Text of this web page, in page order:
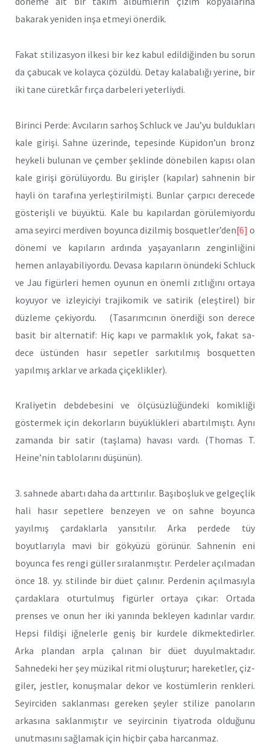
bakarak yeniden inşa etmeyi önerdik.
Fakat stilizasyon ilkesi bir kez kabul edildiğinden bu sorun
da çabucak ve kolayca çözüldü. Detay kalabalığı yerine, bir
iki tane cü­retkâr fırça darbeleri yeterliydi.
Birinci Perde: Avcıların sarhoş Schluck ve Jau’yu buldukları
ka­le girişi. Sahne üzerinde, tepesinde Küpidon’un bronz
heykeli bulu­nan ve çember şeklinde dönebilen kapısı olan
kale girişi görülüyordu. Bu girişler (kapılar) sahnenin bir
hayli ön tarafına yerleştirilmişti. Bunlar çarpıcı derecede
gösterişli ve büyüktü. Kale bu kapılardan gö­rülemiyordu
ama seyirci merdiven boyunca dizilmiş bosquetler’den[6] o
dönemi ve kapıların ardında yaşayanların zenginliğini
hemen anla­yabiliyordu. Devasa kapıların önündeki Schluck
ve Jau figürleri hemen oyunun en önemli zıtlığını ortaya
koyuyor ve izleyiciyi trajikomik ve satirik (eleştirel) bir
düzleme çekiyordu. (Tasarımcının önerdiği son derece
basit bir alternatif: Hiç kapı ve parmaklık yok, fakat sa­
dece üstünden hasır sepetler sarkıtılmış bosquetten
yapılmış arklar ve arkada çiçeklikler).
Kraliyetin debdebesini ve ölçüsüzlüğündeki komikliği
göstermek için dekorların büyüklükleri abartılmıştı. Aynı
zamanda bir satir (taş­lama) havası vardı. (Thomas T.
Heine’nin tablolarını düşünün).
3. sahnede abartı daha da arttırılır. Başıboşluk ve gelgeçlik
hali hasır sepetlere benzeyen ve on sahne boyunca
yayılmış çardaklarla yansıtılır. Arka perdede tüy
boyutlarıyla mavi bir gökyüzü görünür. Sahnenin eni
boyunca fes rengi güller sıralanmıştır. Perdeler açılma­dan
önce 18. yy. stilinde bir düet çalınır. Perdenin açılmasıyla
çar­daklara oturtulmuş figürler ortaya çıkar: Ortada
prenses ve onun her iki yanında bekleyen kadınlar vardır.
Hepsi fildişi iğnelerle geniş bir kurdele dikmektedirler.
Arka plandan arpla çalınan bir düet duyul­maktadır.
Sahnedeki her şey müzikal ritmi oluşturur; hareketler, çiz­
giler, jestler, konuşmalar dekor ve kostümlerin renkleri.
Seyirciden saklanması gereken şeyler stilize panoların
arkasına saklanmıştır ve seyircinin tiyatroda olduğunu
unutmasını sağlamak için hiçbir ça­ba harcanmaz.